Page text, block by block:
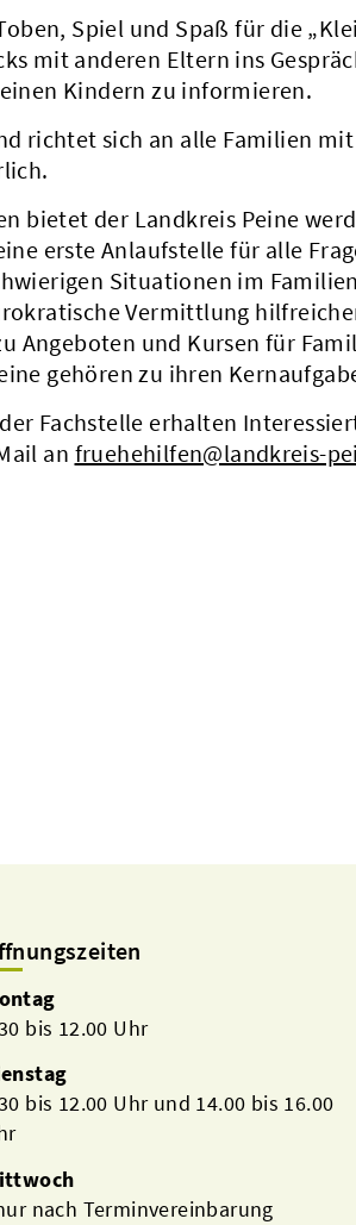
Spiel und Spaß für die
mit anderen Eltern ins
Kindern zu informieren.
richtet sich an alle Familien
bietet der Landkreis Peine
erste Anlaufstelle für alle
Situationen im
Vermittlung
Angeboten und Kursen für
gehören zu ihren
Fachstelle erhalten
an fruehehilfen@landkreis-
bis 12.00 Uhr
bis 12.00 Uhr und 14.00 bis 16.00
nach Terminvereinbarung